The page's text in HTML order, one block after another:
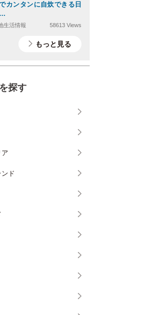
カンタンに自炊できる日
生活情報 58613 Views
もっと見る
探す
ド